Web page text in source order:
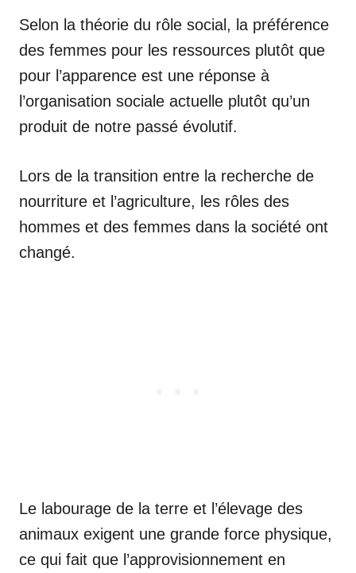
Selon la théorie du rôle social, la préférence
des femmes pour les ressources plutôt que
pour l’apparence est une réponse à
l’organisation sociale actuelle plutôt qu’un
produit de notre passé évolutif.
Lors de la transition entre la recherche de
nourriture et l’agriculture, les rôles des
hommes et des femmes dans la société ont
changé.
Le labourage de la terre et l’élevage des
animaux exigent une grande force physique,
ce qui fait que l’approvisionnement en